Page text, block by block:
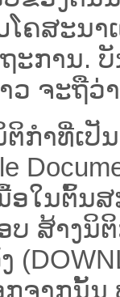
ໂຄສະນ
ະການ.
ວ ​ຈະຖື​
ກຳທີ່ເປັ
ອໃນຕົ້ນ
ສ້າງນິ
ຈາກນັ້ນ